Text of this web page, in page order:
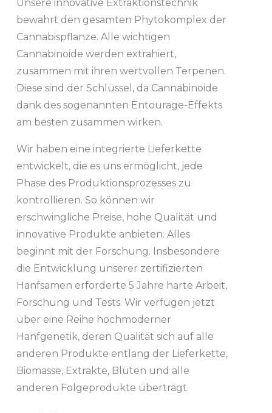
Unsere innovative Extraktionstechnik
bewahrt den gesamten Phytokomplex der
Cannabispflanze. Alle wichtigen
Cannabinoide werden extrahiert,
zusammen mit ihren wertvollen Terpenen.
Diese sind der Schlüssel, da Cannabinoide
dank des sogenannten Entourage-Effekts
am besten zusammen wirken.
Wir haben eine integrierte Lieferkette
entwickelt, die es uns ermöglicht, jede
Phase des Produktionsprozesses zu
kontrollieren. So können wir
erschwingliche Preise, hohe Qualität und
innovative Produkte anbieten. Alles
beginnt mit der Forschung. Insbesondere
die Entwicklung unserer zertifizierten
Hanfsamen erforderte 5 Jahre harte Arbeit,
Forschung und Tests. Wir verfügen jetzt
über eine Reihe hochmoderner
Hanfgenetik, deren Qualität sich auf alle
anderen Produkte entlang der Lieferkette,
Biomasse, Extrakte, Blüten und alle
anderen Folgeprodukte überträgt.